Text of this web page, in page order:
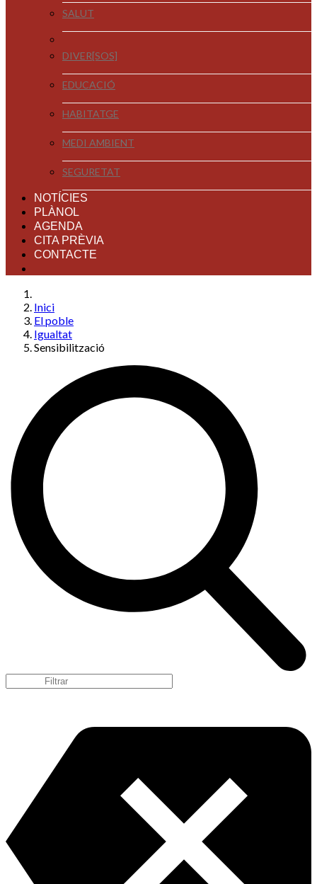
SALUT
DIVER[SOS]
EDUCACIÓ
HABITATGE
MEDI AMBIENT
SEGURETAT
NOTÍCIES
PLÀNOL
AGENDA
CITA PRÈVIA
CONTACTE
Inici
El poble
Igualtat
Sensibilització